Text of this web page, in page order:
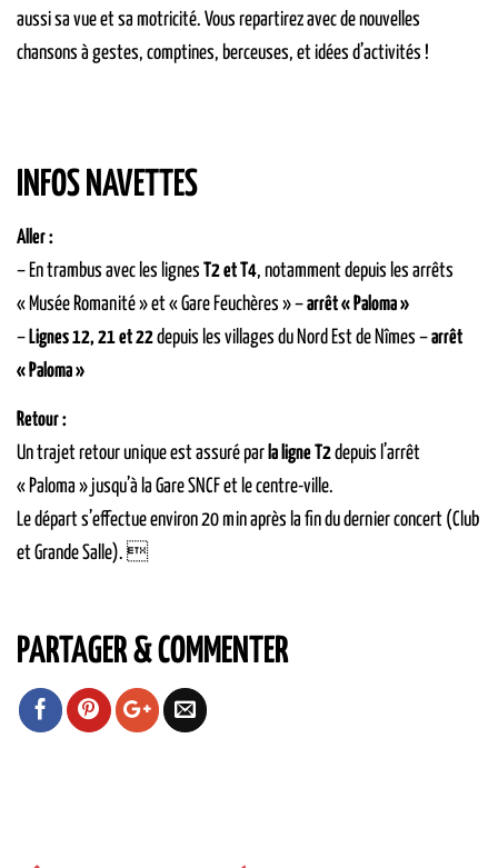
aussi sa vue et sa motricité. Vous repartirez avec de nouvelles
chansons à gestes, comptines, berceuses, et idées d’activités !
INFOS NAVETTES
Aller :
– En trambus avec les lignes
T2 et T4, notamment depuis les arrêts
« Musée Romanité » et « Gare Feuchères » –arrêt « Paloma »
– Lignes 12, 21 et 22depuis les villages du Nord Est de Nîmes –arrêt
« Paloma »
Retour :
Un trajet retour unique est assuré par la ligne T2depuis l’arrêt
« Paloma » jusqu’à la Gare SNCF et le centre-ville.
Le départ s’effectue environ 20 min après la fin du dernier concert (Club
et Grande Salle). 
PARTAGER & COMMENTER